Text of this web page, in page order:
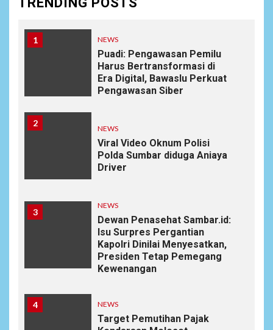
1 NEWS
Puadi: Pengawasan Pemilu
Harus Bertransformasi di
Era Digital, Bawaslu Perkuat
Pengawasan Siber
2
NEWS
Viral Video Oknum Polisi
Polda Sumbar diduga Aniaya
Driver
3
NEWS
Dewan Penasehat Sambar.id:
Isu Surpres Pergantian
Kapolri Dinilai Menyesatkan,
Presiden Tetap Pemegang
Kewenangan
4 NEWS
Target Pemutihan Pajak